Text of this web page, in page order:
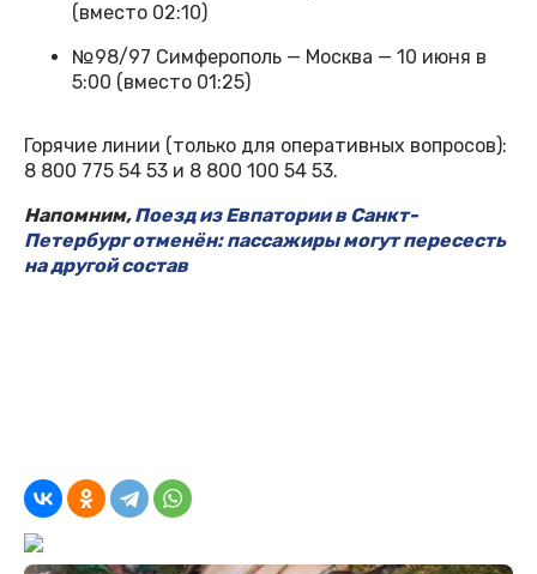
(вместо 02:10)
№98/97 Симферополь — Москва — 10 июня в
5:00 (вместо 01:25)
Горячие линии (только для оперативных вопросов):
8 800 775 54 53 и 8 800 100 54 53.
Напомним,Поезд из Евпатории в Санкт-
Петербург отменён: пассажиры могут пересесть
на другой состав